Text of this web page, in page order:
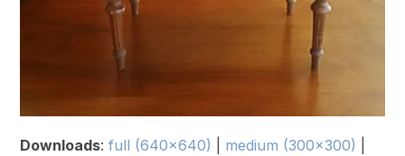
Downloads:full (640x640) medium (300x300)